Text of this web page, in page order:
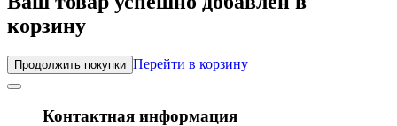
корзину
Продолжить покупки Перейти в корзину
Контактная информация